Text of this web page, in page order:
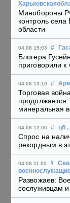
Минобороны
контроль села
области
04.08 15:03 #
Блогера
приговорили
04.08 13:10 #
Торговая
минеральная
04.08 12:00 # цб ,
Спрос на
рекордным в
04.08 11:05 #
Развожаев:
сослуживцам